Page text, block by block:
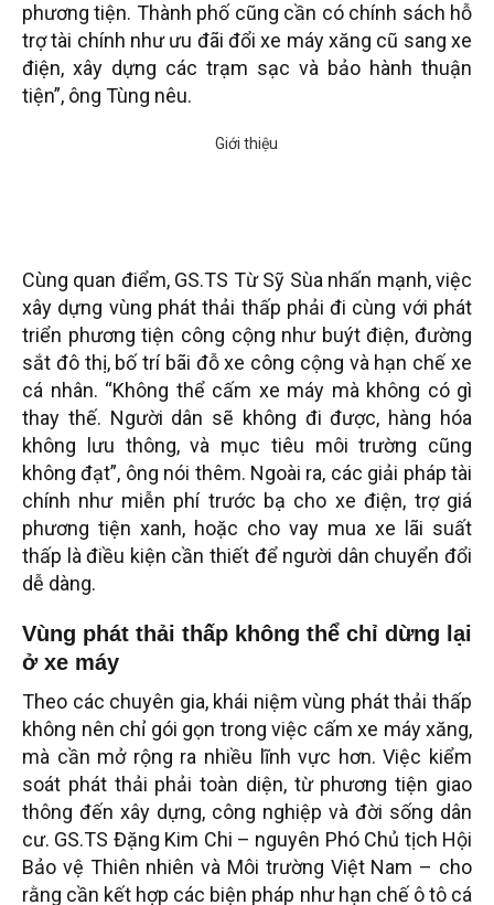
phương tiện. Thành phố cũng cần có chính sách hỗ
trợ tài chính như ưu đãi đổi xe máy xăng cũ sang xe
điện, xây dựng các trạm sạc và bảo hành thuận
tiện”, ông Tùng nêu.
Cùng quan điểm, GS.TS Từ Sỹ Sùa nhấn mạnh, việc
xây dựng vùng phát thải thấp phải đi cùng với phát
triển phương tiện công cộng như buýt điện, đường
sắt đô thị, bố trí bãi đỗ xe công cộng và hạn chế xe
cá nhân. “Không thể cấm xe máy mà không có gì
thay thế. Người dân sẽ không đi được, hàng hóa
không lưu thông, và mục tiêu môi trường cũng
không đạt”, ông nói thêm. Ngoài ra, các giải pháp tài
chính như miễn phí trước bạ cho xe điện, trợ giá
phương tiện xanh, hoặc cho vay mua xe lãi suất
thấp là điều kiện cần thiết để người dân chuyển đổi
dễ dàng.
Vùng phát thải thấp không thể chỉ dừng lại
ở xe máy
Theo các chuyên gia, khái niệm vùng phát thải thấp
không nên chỉ gói gọn trong việc cấm xe máy xăng,
mà cần mở rộng ra nhiều lĩnh vực hơn. Việc kiểm
soát phát thải phải toàn diện, từ phương tiện giao
thông đến xây dựng, công nghiệp và đời sống dân
cư. GS.TS Đặng Kim Chi – nguyên Phó Chủ tịch Hội
Bảo vệ Thiên nhiên và Môi trường Việt Nam – cho
rằng cần kết hợp các biện pháp như hạn chế ô tô cá